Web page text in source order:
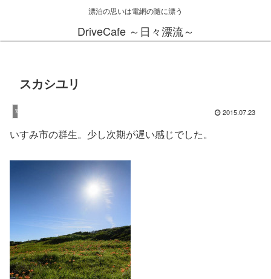
漂泊の思いは電網の隨に漂う
DriveCafe ～日々漂流～
スカシユリ
写真 2015.07.23
いすみ市の群生。少し次期が遅い感じでした。